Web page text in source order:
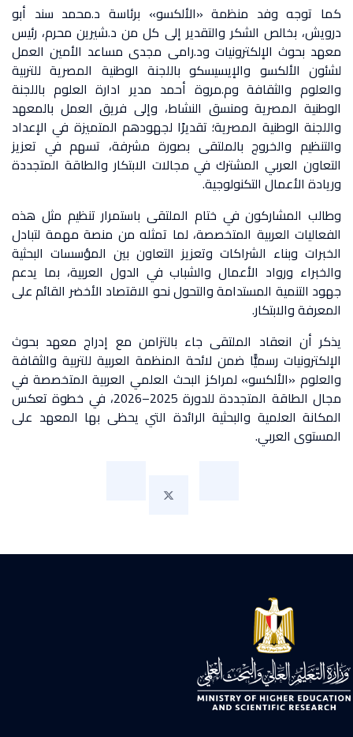
كما توجه وفد منظمة «الألكسو» برئاسة د.محمد سند أبو
درويش، بخالص الشكر والتقدير إلى كل من د.شيرين محرم، رئيس
معهد بحوث الإلكترونيات ود.رامى مجدى مساعد الأمين العمل
لشئون الألكسو والإيسيسكو باللجنة الوطنية المصرية للتربية
والعلوم والثقافة وم.مروة أحمد مدير ادارة العلوم باللجنة
الوطنية المصرية ومنسق النشاط، وإلى فريق العمل بالمعهد
واللجنة الوطنية المصرية؛ تقديرًا لجهودهم المتميزة في الإعداد
والتنظيم والخروج بالملتقى بصورة مشرفة، تسهم في تعزيز
التعاون العربي المشترك في مجالات الابتكار والطاقة المتجددة
وريادة الأعمال التكنولوجية.
وطالب المشاركون في ختام الملتقى باستمرار تنظيم مثل هذه
الفعاليات العربية المتخصصة، لما تمثله من منصة مهمة لتبادل
الخبرات وبناء الشراكات وتعزيز التعاون بين المؤسسات البحثية
والخبراء ورواد الأعمال والشباب في الدول العربية، بما يدعم
جهود التنمية المستدامة والتحول نحو الاقتصاد الأخضر القائم على
المعرفة والابتكار.
يذكر أن انعقاد الملتقى جاء بالتزامن مع إدراج معهد بحوث
الإلكترونيات رسميًّا ضمن لائحة المنظمة العربية للتربية والثقافة
والعلوم «الألكسو» لمراكز البحث العلمي العربية المتخصصة في
مجال الطاقة المتجددة للدورة 2025–2026، في خطوة تعكس
المكانة العلمية والبحثية الرائدة التي يحظى بها المعهد على
المستوى العربي.